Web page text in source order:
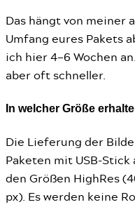
Das hängt von meiner
Umfang eures Pakets
ich hier 4–6 Wochen
aber oft schneller.
In welcher Größe
Die Lieferung der
Paketen mit USB-
den Größen HighRes
px). Es werden keine